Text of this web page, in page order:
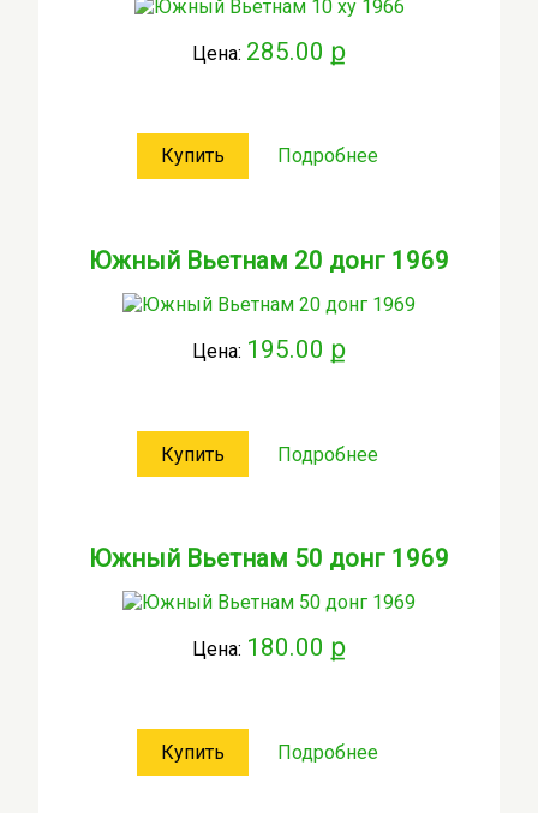
Цена: 285.00 ք
Купить Подробнее
Южный Вьетнам 20 донг 1969
Цена: 195.00 ք
Купить Подробнее
Южный Вьетнам 50 донг 1969
Цена: 180.00 ք
Купить Подробнее